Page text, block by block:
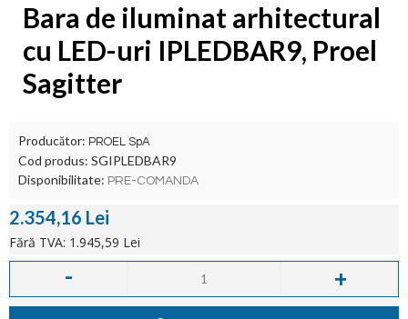
Bara de iluminat arhitectural
cu LED-uri IPLEDBAR9, Proel
Sagitter
Producător: PROEL SpA
Cod produs: SGIPLEDBAR9
Disponibilitate: PRE-COMANDA
2.354,16 Lei
Fără TVA: 1.945,59 Lei
- +